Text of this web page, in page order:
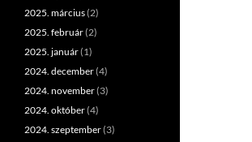
2025. március(2)
2025. február(2)
2025. január(1)
2024. december(4)
2024. november(3)
2024. október(4)
2024. szeptember(3)